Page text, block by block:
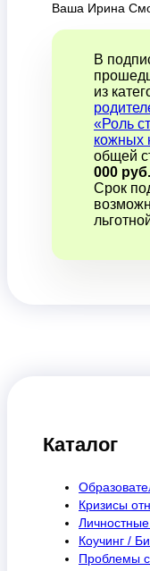
Ваша Ирина
В
из
«Роль
кожных
общей
000 руб.
Срок
Каталог
Кризисы
Коучинг /
Проблемы